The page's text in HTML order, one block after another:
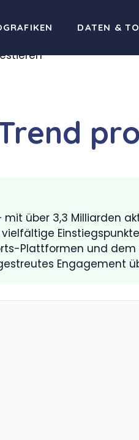
DATEN &
über 3,3 Milliarden
Plattformen und
Engagement